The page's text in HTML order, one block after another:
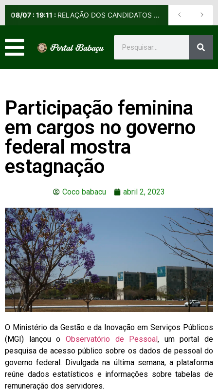
08/07 :19:11 : RELAÇÃO DOS CANDIDATOS SELECIONADOS E NÃO SELECIONADOS PARA A FASE PRESENCIAL DOS CURSOS DE APERFEIÇOAMENTO DE PRAÇAS (CAP) E DE FORMAÇÃO DE SARGENTOS (CFS) – EDITAL Nº 09/2026-DE
Participação feminina
em cargos no governo
federal mostra
estagnação
Coco babacu abril 2, 2023
O Ministério da Gestão e da Inovação em Serviços Públicos
(MGI) lançou o Observatório de Pessoal, um portal de
pesquisa de acesso público sobre os dados de pessoal do
governo federal. Divulgada na última semana, a plataforma
reúne dados estatísticos e informações sobre tabelas de
remuneração dos servidores.